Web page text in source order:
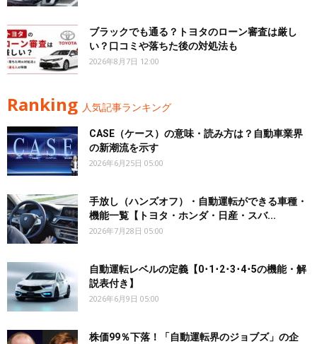
ブラックでも通る？トヨタのローン審査は厳し
い？口コミや落ちた後の対処法も
2026年8月7日 12:00
Ranking 人気記事ランキング
CASE（ケース）の意味・読み方は？自動車業界
の新潮流を示す
2026年6月25日 05:00
手放し（ハンズオフ）・自動運転ができる車種・
機能一覧【トヨタ・ホンダ・日産・スバ...
2026年7月28日 05:00
自動運転レベルの定義【0･1･2･3･4･5の機能・解
説表付き】
2026年6月9日 05:00
株価99％下落！「自動運転界のジョブズ」の企